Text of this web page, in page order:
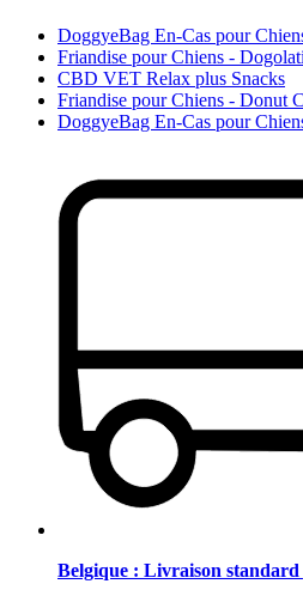
DoggyeBag En-Cas pour
Friandise pour Chiens -
CBD VET Relax plus Snacks
Friandise pour Chiens - Donut
DoggyeBag En-Cas pour
Belgique : Livraison